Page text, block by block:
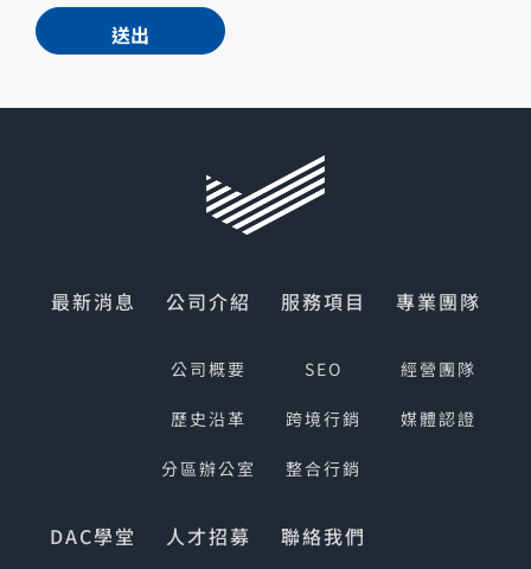
k
b
e
送出
最新消息 公司介紹
公司概要
歷史沿革
分區辦公室
服務項目
SEO
跨境行銷
整合行銷
專業團隊
經營團隊
媒體認證
DAC學堂 人才招募 聯絡我們